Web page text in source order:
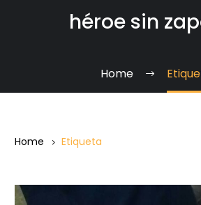
héroe sin
Home
Home Etiqueta
Antonio,